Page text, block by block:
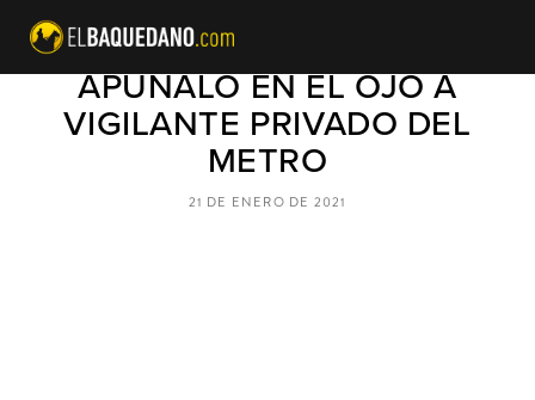
IDENTIFICADO HOMBRE QUE
APUÑALÓ EN EL OJO A
VIGILANTE PRIVADO DEL
METRO
21 DE ENERO DE 2021